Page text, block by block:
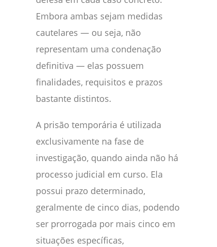
Embora ambas sejam medidas
cautelares — ou seja, não
representam uma condenação
definitiva — elas possuem
finalidades, requisitos e prazos
bastante distintos.
A prisão temporária é utilizada
exclusivamente na fase de
investigação, quando ainda não há
processo judicial em curso. Ela
possui prazo determinado,
geralmente de cinco dias, podendo
ser prorrogada por mais cinco em
situações específicas,